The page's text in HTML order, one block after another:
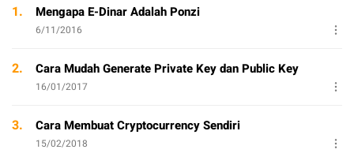
1. Mengapa E-Dinar Adalah Ponzi
6/11/2016
2. Cara Mudah Generate Private Key dan Public Key
16/01/2017
3. Cara Membuat Cryptocurrency Sendiri
15/02/2018